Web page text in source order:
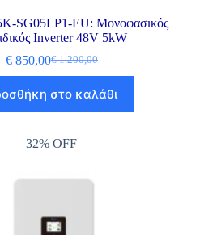
SG05LP1-EU: Μονοφασικός
Inverter 48V 5kW
€1.200,00
€850,00
στο καλάθι
32% OFF